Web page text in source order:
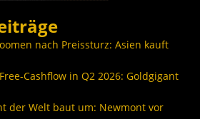
nach Preissturz: Asien kauft
Cashflow in Q2 2026: Goldgigant
der Welt baut um: Newmont vor